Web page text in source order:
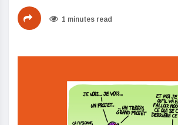
1 minutes read